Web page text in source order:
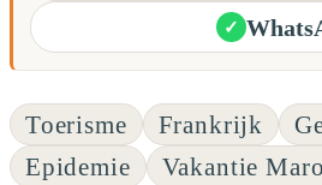
✓
Toerisme Frankrijk
Epidemie
Vakantie